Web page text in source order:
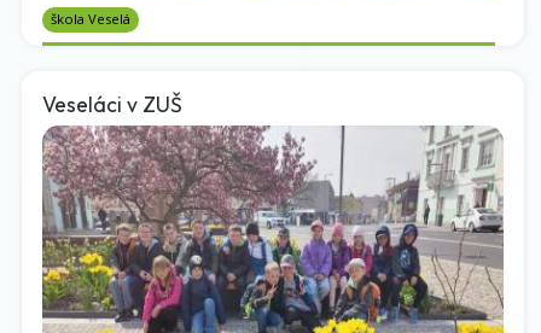
škola Veselá
Veseláci v ZUŠ